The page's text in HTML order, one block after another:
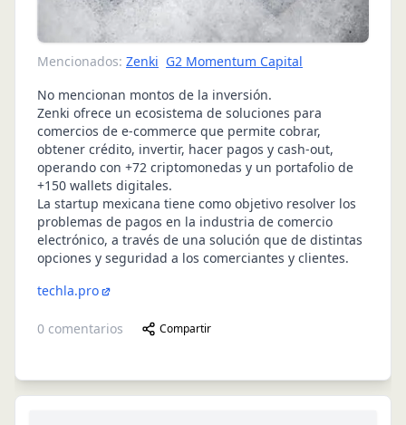
Mencionados: Zenki G2 Momentum Capital
No mencionan montos de la inversión.
Zenki ofrece un ecosistema de soluciones para
comercios de e-commerce que permite cobrar,
obtener crédito, invertir, hacer pagos y cash-out,
operando con +72 criptomonedas y un portafolio de
+150 wallets digitales.
La startup mexicana tiene como objetivo resolver los
problemas de pagos en la industria de comercio
electrónico, a través de una solución que de distintas
opciones y seguridad a los comerciantes y clientes.
techla.pro
0 comentarios Compartir